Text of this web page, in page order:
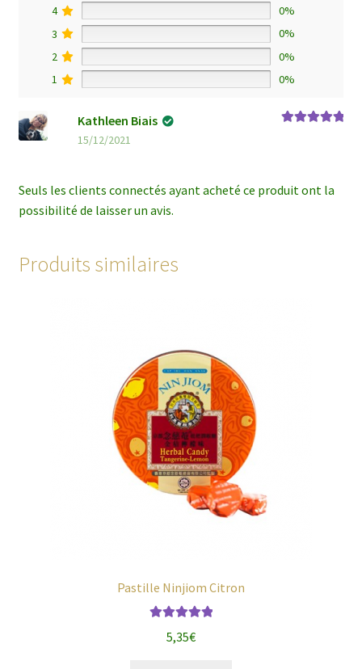
4
0%
3
0%
2
0%
1
0%
Kathleen Biais
15/12/2021
Seuls les clients connectés ayant acheté ce produit ont la
possibilité de laisser un avis.
Produits similaires
Pastille Ninjiom Citron
5,35€